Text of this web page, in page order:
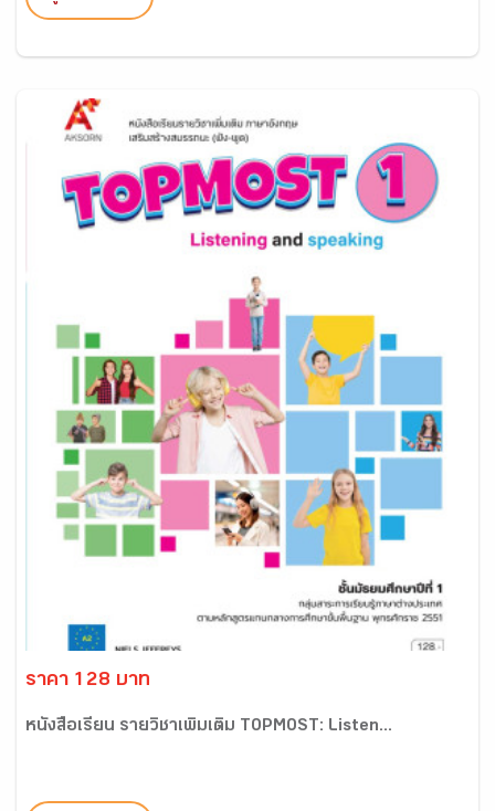
ราคา 128 บาท
หนังสือเรียน รายวิชาเพิ่มเติม TOPMOST: Listen...